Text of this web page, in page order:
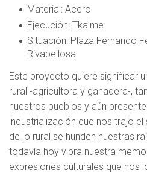
Material: Acero
Ejecución: Tkalme
Situación: Plaza Fernando
Rivabellosa
Este proyecto quiere significar
rural -agricultora y ganadera-,
nuestros pueblos y aún
industrialización que nos trajo
de lo rural se hunden nuestras
todavía hoy vibra nuestra
expresiones culturales que nos